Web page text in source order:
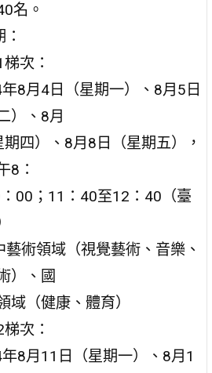
名。
次：
8月4日（星期一）、8月5日
）、8月
四）、8月8日（星期五），
8：
00；11：40至12：40（臺
藝術領域（視覺藝術、音樂、
）、國
域（健康、體育）
次：
8月11日（星期一）、8月1